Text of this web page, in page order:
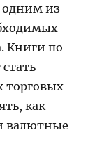
одним из
Книги по
торговых
как
валютные